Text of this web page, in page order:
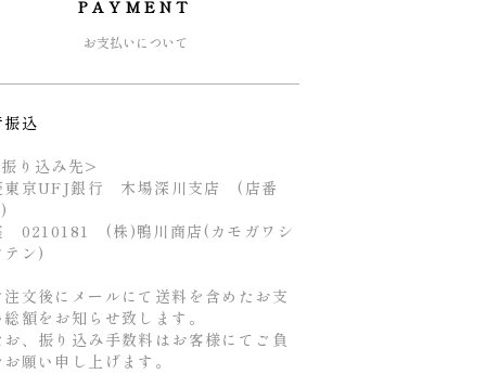
PAYMENT
お支払いについて
振込
り込み先>
東京UFJ銀行 木場深川支店 (店番
0210181 (株)鴨川商店(カモガワシ
テン)
注文後にメールにて送料を含めたお支
額をお知らせ致します。
お、振り込み手数料はお客様にてご負
願い申し上げます。